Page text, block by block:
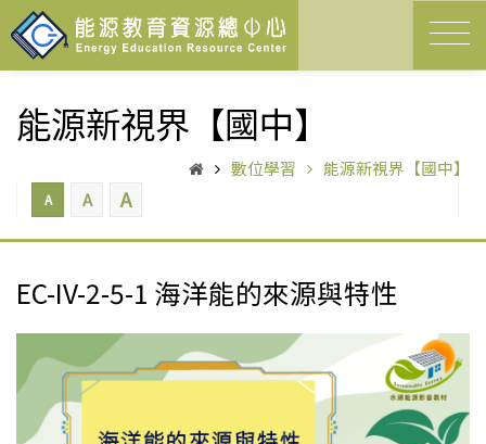
能源新視界【國中】
數位學習 能源新視界【國中】
A A A
EC-IV-2-5-1 海洋能的來源與特性